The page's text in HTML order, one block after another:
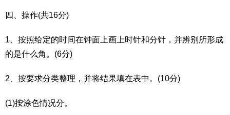
四、操作(共16分)
1、按照给定的时间在钟面上画上时针和分针，并辨别所形成
的是什么角。(6分)
2、按要求分类整理，并将结果填在表中。(10分)
(1)按涂色情况分。